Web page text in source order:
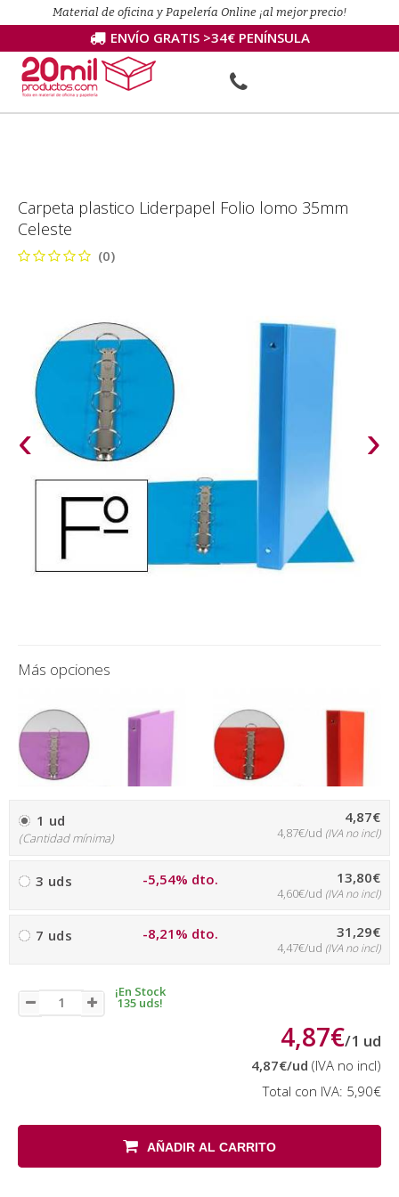
Material de oficina y Papelería Online ¡al mejor precio!
ENVÍO GRATIS >34€ PENÍNSULA
Carpeta plastico Liderpapel Folio lomo 35mm
Celeste
(0)
‹ ›
Más opciones
1 ud
(Cantidad mínima)
4,87€
4,87€/ud (IVA no incl)
3 uds -5,54% dto. 13,80€
4,60€/ud (IVA no incl)
7 uds -8,21% dto. 31,29€
4,47€/ud (IVA no incl)
¡En Stock
135 uds!
4,87€/1 ud
4,87€/ud (IVA no incl)
Total con IVA: 5,90€
AÑADIR AL CARRITO